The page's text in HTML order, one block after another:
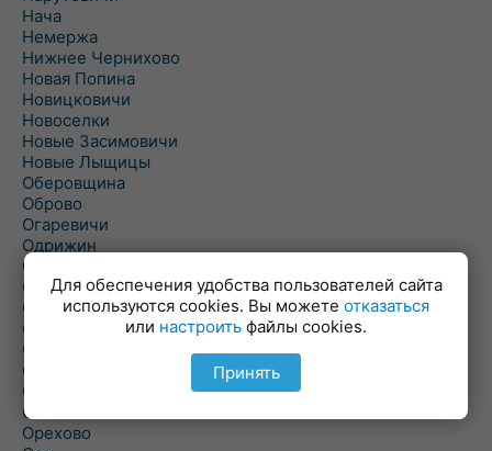
Нача
Немержа
Нижнее Чернихово
Новая Попина
Новицковичи
Новоселки
Новые Засимовичи
Новые Лыщицы
Оберовщина
Оброво
Огаревичи
Одрижин
Оздамичи
Озяты
Олтуш
Ольманы
Ольпень
Ольшаны
Омельная
Ополь
Орехово
Для обеспечения удобства пользователей сайта
используются cookies. Вы можете отказаться
или настроить файлы cookies.
Принять